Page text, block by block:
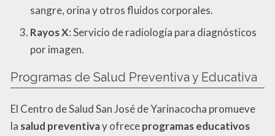
sangre, orina y otros fluidos corporales.
Rayos X: Servicio de radiología para diagnósticos
por imagen.
Programas de Salud Preventiva y Educativa
El Centro de Salud San José de Yarinacocha promueve
la salud preventivay ofreceprogramas educativos